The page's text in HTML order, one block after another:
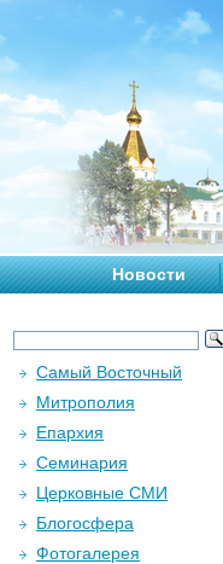
Новости
Самый Восточный
Митрополия
Епархия
Семинария
Церковные СМИ
Блогосфера
Фотогалерея